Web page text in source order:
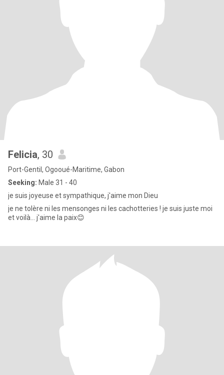
Felicia, 30
Port-Gentil, Ogooué-Maritime, Gabon
Seeking: Male 31 - 40
je suis joyeuse et sympathique, j'aime mon Dieu
je ne tolère ni les mensonges ni les cachotteries ! je suis juste moi
et voilà... j'aime la paix😊